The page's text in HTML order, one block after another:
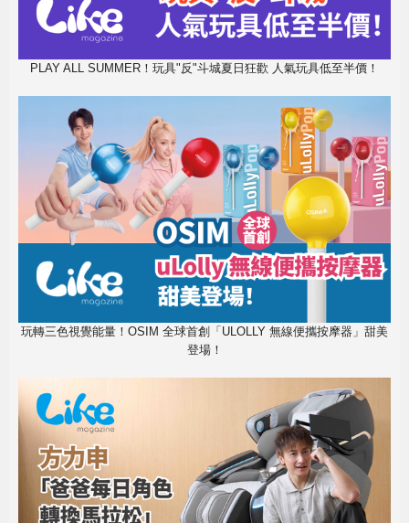
PLAY ALL SUMMER！玩具"反"斗城夏日狂歡 人氣玩具低至半價！
玩轉三色視覺能量！OSIM 全球首創「ULOLLY 無線便攜按摩器」甜美
登場！